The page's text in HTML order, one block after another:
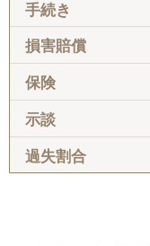
手続き
損害賠償
保険
示談
過失割合